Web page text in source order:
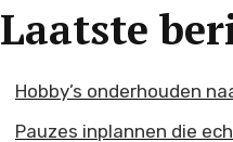
Laatste
Hobby’s onderhouden
Pauzes inplannen die